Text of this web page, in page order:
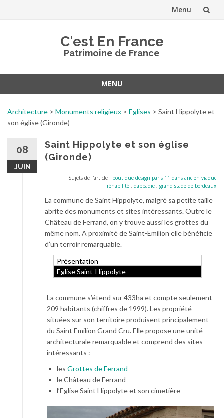
Menu
C'est En France
Patrimoine de France
MENU
contenu
Architecture > Monuments religieux > Eglises > Saint Hippolyte et
son église (Gironde)
08
JUIN
Saint Hippolyte et son église
(Gironde)
Sujets de l'article : boutique design paris 11 dans ancien viaduc
réhabilité , dabbadie , grand stade de bordeaux
La commune de Saint Hippolyte, malgré sa petite taille
abrite des monuments et sites intéressants. Outre le
Château de Ferrand, on y trouve aussi les grottes du
même nom. A proximité de Saint-Emilion elle bénéficie
d’un terroir remarquable.
Présentation
Eglise Saint-Hippolyte
La commune s’étend sur 433ha et compte seulement
209 habitants (chiffres de 1999). Les propriété
situées sur son territoire produisent principalement
du Saint Emilion Grand Cru. Elle propose une unité
architecturale remarquable et comprend des sites
intéressants :
les Grottes de Ferrand
le Château de Ferrand
l’Eglise Saint Hippolyte et son cimetière